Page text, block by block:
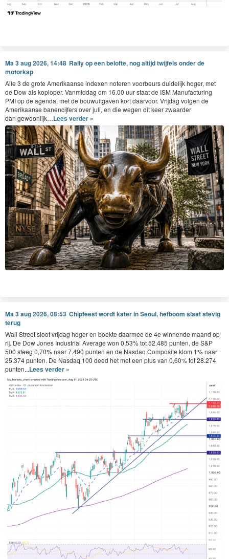
Ma 3 aug 2026, 14:48 Rally op een belofte, nog altijd twijfels onder de
motorkap
Alle 3 de grote Amerikaanse index­en noteren voor­beurs duidelijk hoger, met
de Dow als koplop­er. Van­mid­dag om 16.00 uur staat de ISM Man­u­fac­tur­ing
PMIop de agen­da, met de bouwuit­gaven kort daar­voor. Vri­jdag vol­gen de
Amerikaanse banen­ci­jfers over juli, en die wegen dit keer zwaarder
dan gewoonlijk…Lees verder »
Ma 3 aug 2026, 08:53 Chipfeest wordt kater in Seoul, hefboom slaat stevig
terug
Wall Street sloot vrijdag hoger en boekte daarmee de 4e winnende maand op
rij. De Dow Jones Industrial Average won 0,53% tot 52.485 punten, de S&P
500 steeg 0,70% naar 7.490 punten en de Nasdaq Composite klom 1% naar
25.374 punten. De Nasdaq 100 deed het met een plus van 0,60% tot 28.274
punten...Lees verder »